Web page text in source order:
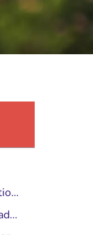
Le processus de réalisation de la coupe dégradée
Variété de coupes dégradées